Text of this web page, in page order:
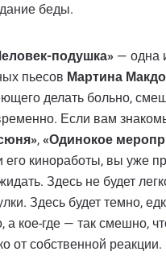
беды.
подушка» — одна
пьесов Мартина
делать больно,
Если вам
, «Одинокое
его киноработы, вы уже
Здесь не будет
Здесь будет темно,
а кое-где — так смешно,
от собственной реакции.